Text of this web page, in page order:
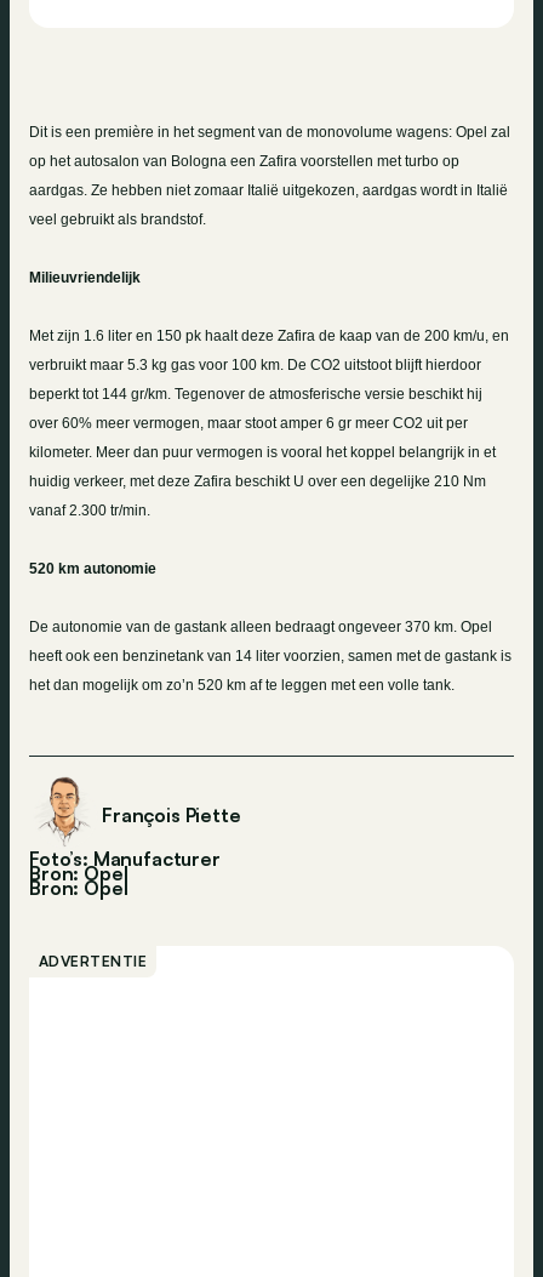
Dit is een première in het segment van de monovolume wagens: Opel zal
op het autosalon van Bologna een Zafira voorstellen met turbo op
aardgas. Ze hebben niet zomaar Italië uitgekozen, aardgas wordt in Italië
veel gebruikt als brandstof.
Milieuvriendelijk
Met zijn 1.6 liter en 150 pk haalt deze Zafira de kaap van de 200 km/u, en
verbruikt maar 5.3 kg gas voor 100 km. De CO2 uitstoot blijft hierdoor
beperkt tot 144 gr/km. Tegenover de atmosferische versie beschikt hij
over 60% meer vermogen, maar stoot amper 6 gr meer CO2 uit per
kilometer. Meer dan puur vermogen is vooral het koppel belangrijk in et
huidig verkeer, met deze Zafira beschikt U over een degelijke 210 Nm
vanaf 2.300 tr/min.
520 km autonomie
De autonomie van de gastank alleen bedraagt ongeveer 370 km. Opel
heeft ook een benzinetank van 14 liter voorzien, samen met de gastank is
het dan mogelijk om zo’n 520 km af te leggen met een volle tank.
François Piette
Foto’s: Manufacturer
Bron: Opel
Bron: Opel
ADVERTENTIE